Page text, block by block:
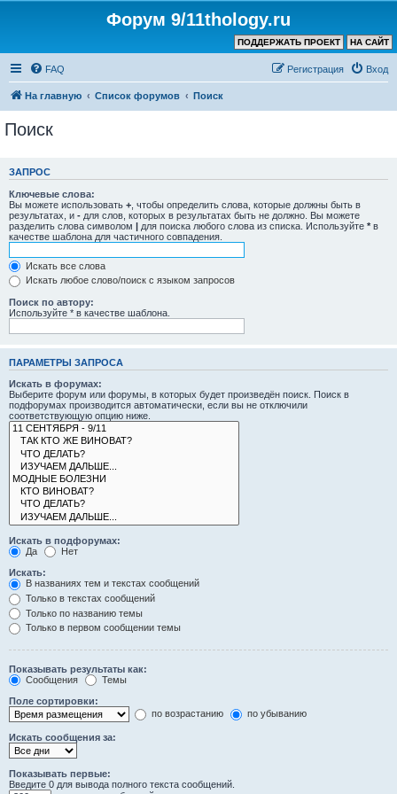
Форум 9/11thology.ru
НА САЙТ
ПОДДЕРЖАТЬ ПРОЕКТ
FAQ Вход
Регистрация
На главную Список форумов Поиск
Поиск
ЗАПРОС
Ключевые слова:
Вы можете использовать + , чтобы определить слова, которые должны быть в
результатах, и - для слов, которых в результатах быть не должно. Вы можете
разделить слова символом | для поиска любого слова из списка. Используйте * в
качестве шаблона для частичного совпадения.
Искать все слова
Искать любое слово/поиск с языком запросов
Поиск по автору:
Используйте * в качестве шаблона.
ПАРАМЕТРЫ ЗАПРОСА
Искать в форумах:
Выберите форум или форумы, в которых будет произведён поиск. Поиск в
подфорумах производится автоматически, если вы не отключили
соответствующую опцию ниже.
Искать в подфорумах:
Да
Нет
Искать:
В названиях тем и текстах сообщений
Только в текстах сообщений
Только по названию темы
Только в первом сообщении темы
Показывать результаты как:
Сообщения
Темы
Поле сортировки:
по возрастанию
по убыванию
Искать сообщения за:
Показывать первые:
Введите 0 для вывода полного текста сообщений.